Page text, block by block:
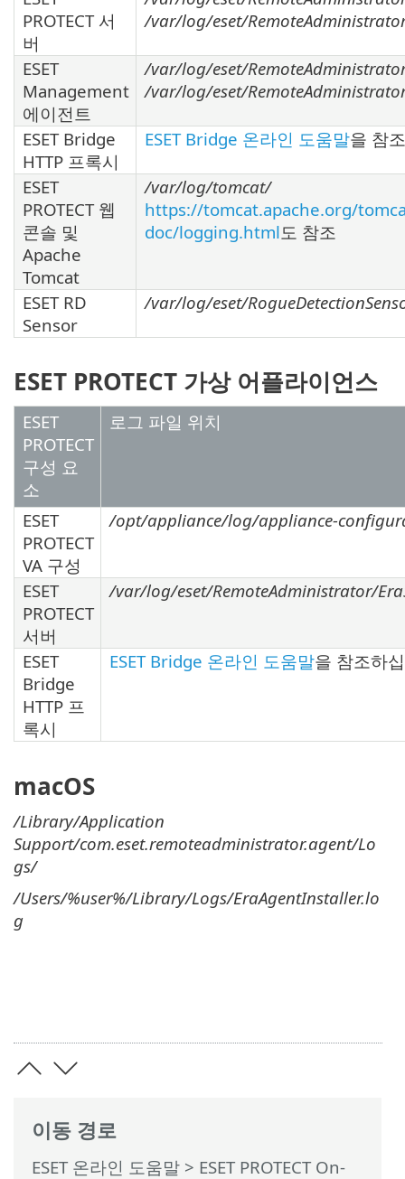
이동 경로
ESET 온라인 도움말 > ESET PROTECT On-
PROTECT 서
버
/var/log/eset/
ESET
Management
에이전트
/var/log/eset/
/var/log/eset/
ESET Bridge
HTTP 프록시
ESET Bridge 온라인 도움말을 참
ESET
PROTECT 웹
콘솔 및
Apache
Tomcat
/var/log/tomcat/
https://tomcat.apache.org/
doc/logging.html도 참조
ESET RD
Sensor
/var/log/eset/
ESET PROTECT 가상 어플라이언스
ESET
PROTECT
구성 요
소
로그 파일 위치
ESET
PROTECT
VA 구성
/opt/appliance/log/appliance-
ESET
PROTECT
서버
/var/log/eset/RemoteAdministrator/
ESET
Bridge
HTTP 프
록시
ESET Bridge 온라인 도움말을 참조하
macOS
/Library/Application
Support/com.eset.remoteadministrator.agent/Lo
gs/
/Users/%user%/Library/Logs/EraAgentInstaller.lo
g